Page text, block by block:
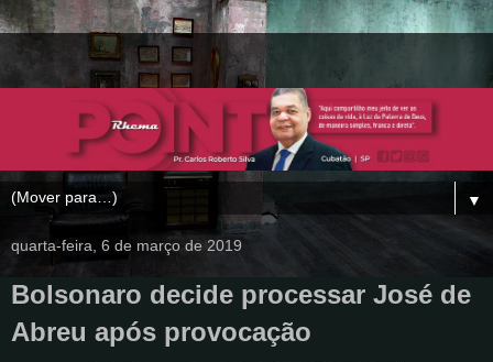
▼
quarta-feira, 6 de março de 2019
Bolsonaro decide processar José de
Abreu após provocação